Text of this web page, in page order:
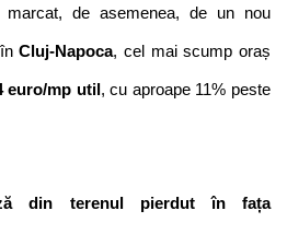
marcat, de asemenea, de un nou
în Cluj-Napoca, cel mai scump oraș
euro/mp util , cu aproape 11% peste
din terenul pierdut în fața